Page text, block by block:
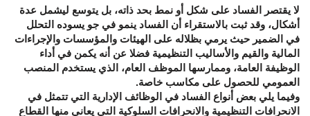
لا يقتصر الفساد على شكل أو نمط بحد ذاته، بل يتوسع ليشمل عدة
أشكال، وقد ثبت بالاستقراء أن الفساد ينمو في جو يسوده التحلل
في الضمير حيث يرمي بظلاله على الهيئات والمؤسسات والإجراءات
المالية والقيم والأساليب التنظيمية فضلا عن أنه يكمن في أداء
الوظيفة العامة، وممارسها الموظف العام، الذي يستخدم المنصب
العمومي للحصول على مكاسب خاصة.
وفيما يلي بعض أنواع الفساد في الوظائف الإدارية التي تتمثل في
الانحرافات التنظيمية والانحرافات السلوكية التي يعاني منها القطاع